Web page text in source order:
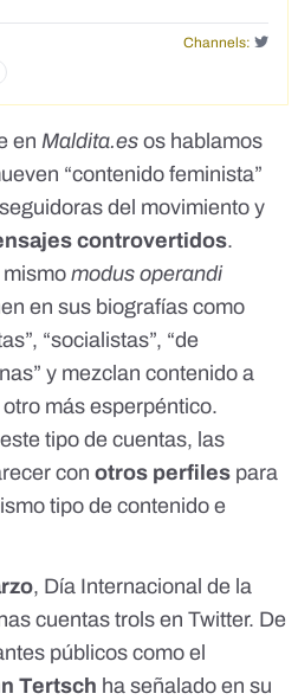
Channels:
en Maldita.es os hablamos
“contenido feminista”
del movimientoy
controvertidos.
modus operandi
en sus biografías como
“socialistas”, “de
y mezclan contenido a
más esperpéntico.
tipo de cuentas, las
con otros perfiles para
tipo de contenido e
, Día Internacional de la
cuentas trols en Twitter. De
públicos como el
Tertsch ha señalado en su